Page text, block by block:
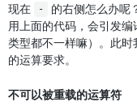
现在
-
的右侧怎么办呢
用上面的代码，会引发
类型都不一样嘛）。此
的运算要求。
不可以被重载的运算符